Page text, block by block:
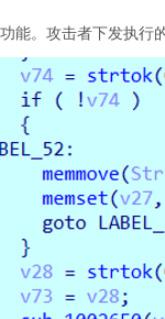
能。攻击者下发执